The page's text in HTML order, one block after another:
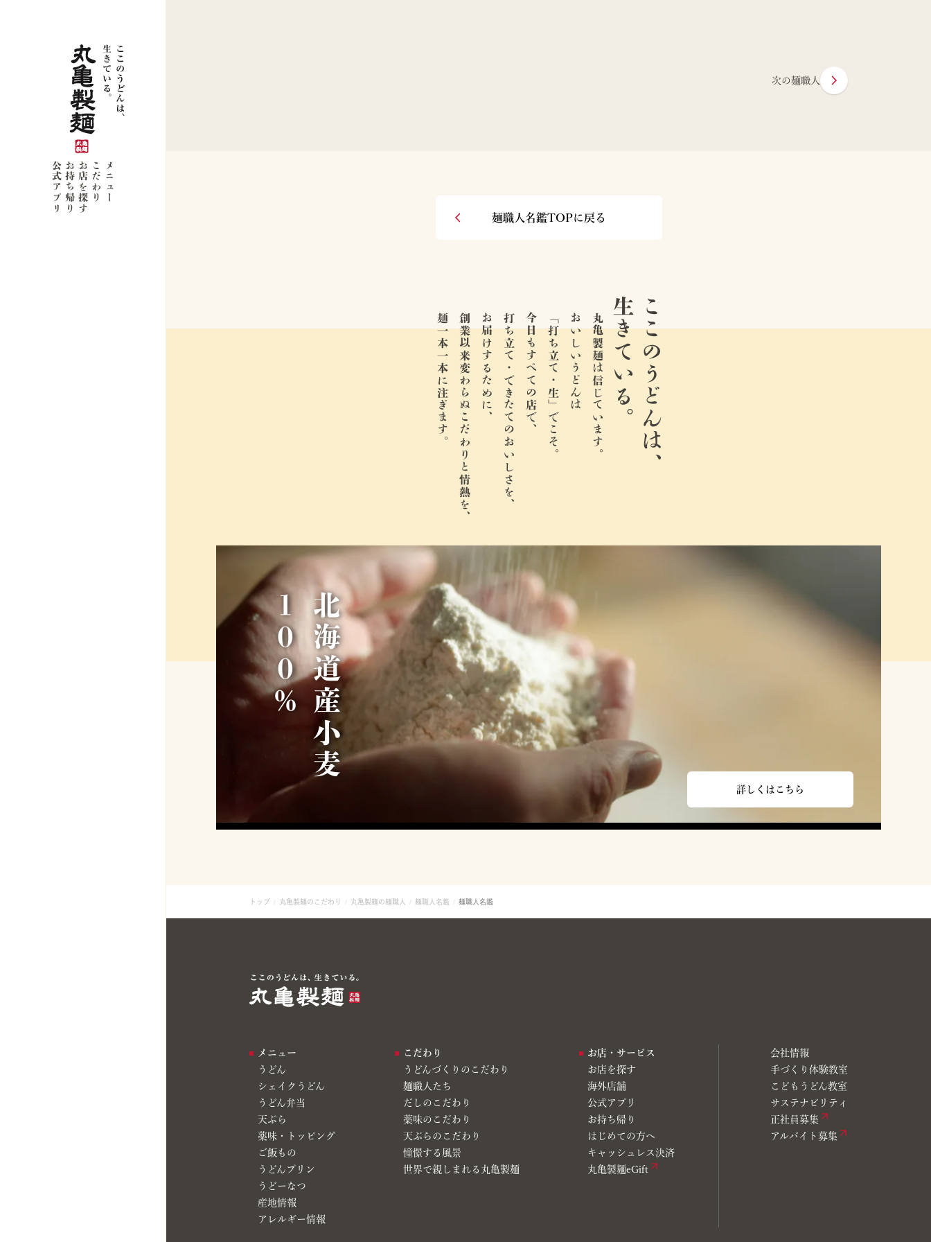
メニュー
こだわり
お店を探す
お持ち帰り
公式アプリ
次の麺職人
麺職人名鑑TOPに戻る
ここのうどんは、
生きている。
丸亀製麺は信じています。
おいしいうどんは
「打ち立て・生」でこそ。
今日もすべての店で、
打ち立て・できたてのおいしさを、
お届けするために、
創業以来変わらぬこだわりと情熱を、
麺一本一本に注ぎます。
北
海
道
産
小
麦
1
0
0
％
詳しくはこちら
トップ 丸亀製麺のこだわり 丸亀製麺の麺職人 麺職人名鑑 麺職人名鑑
メニュー
うどん
シェイクうどん
うどん弁当
天ぷら
薬味・トッピング
ご飯もの
うどんプリン
うどーなつ
産地情報
アレルギー情報
こだわり
うどんづくりのこだわり
麺職人たち
だしのこだわり
薬味のこだわり
天ぷらのこだわり
憧憬する風景
世界で親しまれる丸亀製麺
お店・サービス
お店を探す
海外店舗
公式アプリ
お持ち帰り
はじめての方へ
キャッシュレス決済
丸亀製麺eGift
会社情報
手づくり体験教室
こどもうどん教室
サステナビリティ
正社員募集
アルバイト募集